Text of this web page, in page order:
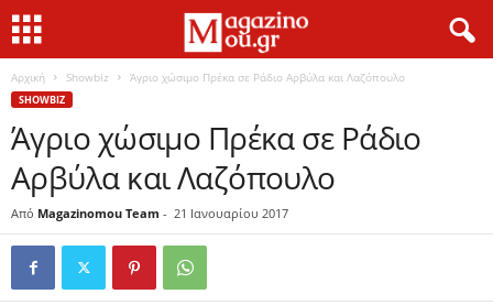
Αρχική Showbiz Άγριο χώσιμο Πρέκα σε Ράδιο Αρβύλα και Λαζόπουλο
SHOWBIZ
Άγριο χώσιμο Πρέκα σε Ράδιο
Αρβύλα και Λαζόπουλο
Από Magazinomou Team - 21 Ιανουαρίου 2017